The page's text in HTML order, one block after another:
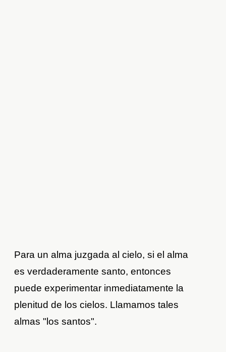
Para un alma juzgada al cielo, si el alma
es verdaderamente santo, entonces
puede experimentar inmediatamente la
plenitud de los cielos. Llamamos tales
almas "los santos".